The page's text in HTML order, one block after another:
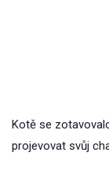
Kotě se
projevovat svůj